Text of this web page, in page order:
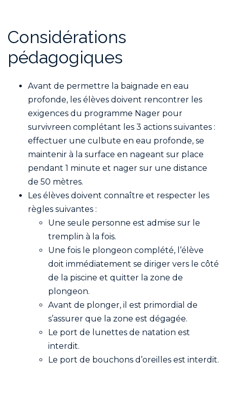
Considérations
pédagogiques
Avant de permettre la baignade en eau
profonde, les élèves doivent rencontrer les
exigences du programme Nager pour
survivreen complétant les 3 actions suivantes :
effectuer une culbute en eau profonde, se
maintenir à la surface en nageant sur place
pendant 1 minute et nager sur une distance
de 50 mètres.
Les élèves doivent connaître et respecter les
règles suivantes :
Une seule personne est admise sur le
tremplin à la fois.
Une fois le plongeon complété, l’élève
doit immédiatement se diriger vers le côté
de la piscine et quitter la zone de
plongeon.
Avant de plonger, il est primordial de
s’assurer que la zone est dégagée.
Le port de lunettes de natation est
interdit.
Le port de bouchons d’oreilles est interdit.